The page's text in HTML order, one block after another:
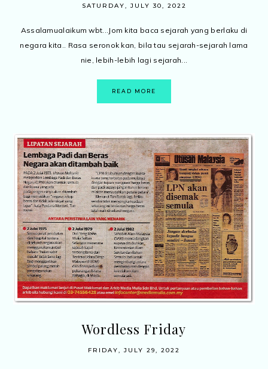
SATURDAY, JULY 30, 2022
Assalamualaikum wbt...Jom kita baca sejarah yang berlaku di
negara kita.. Rasa seronok kan, bila tau sejarah-sejarah lama
nie, lebih-lebih lagi sejarah...
READ MORE
Wordless Friday
FRIDAY, JULY 29, 2022